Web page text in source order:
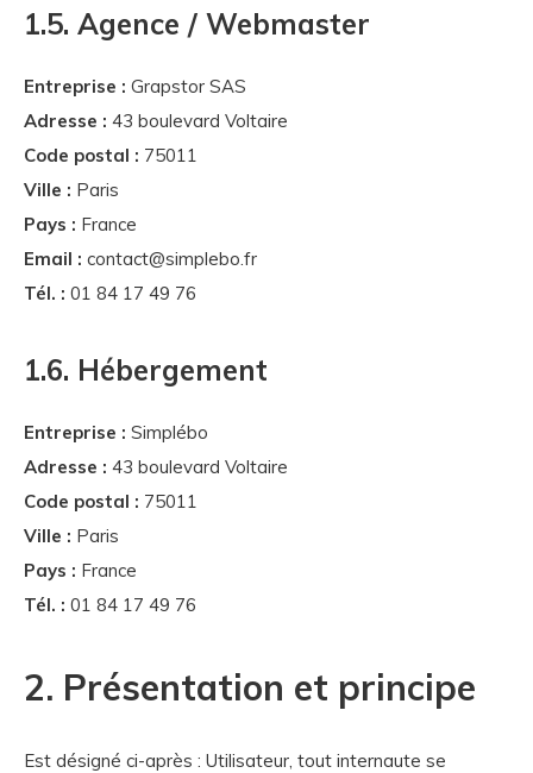
1.5. Agence / Webmaster
Entreprise : Grapstor SAS
Adresse : 43 boulevard Voltaire
Code postal : 75011
Ville : Paris
Pays : France
Email : contact@simplebo.fr
Tél. : 01 84 17 49 76
1.6. Hébergement
Entreprise : Simplébo
Adresse : 43 boulevard Voltaire
Code postal : 75011
Ville : Paris
Pays : France
Tél. : 01 84 17 49 76
2. Présentation et principe
Est désigné ci-après : Utilisateur, tout internaute se